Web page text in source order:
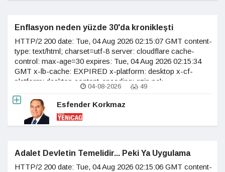
Enflasyon neden yüzde 30'da kronikleşti
HTTP/2 200 date: Tue, 04 Aug 2026 02:15:07 GMT content-
type: text/html; charset=utf-8 server: cloudflare cache-
control: max-age=30 expires: Tue, 04 Aug 2026 02:15:34
GMT x-lb-cache: EXPIRED x-platform: desktop x-cf-
platform: desktop content-encoding: gzip nel:
nel","success_fraction":0.0,"max_age":604800} vary:
accept-encoding age: 2 last-modified:
04-08-2026 49
Esfender Korkmaz
Adalet Devletin Temelidir... Peki Ya Uygulama
HTTP/2 200 date: Tue, 04 Aug 2026 02:15:06 GMT content-